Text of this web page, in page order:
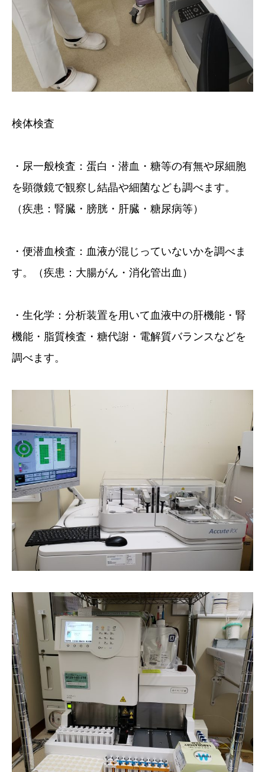
検体検査
・尿一般検査：蛋白・潜血・糖等の有無や尿細胞
を顕微鏡で観察し結晶や細菌なども調べます。
（疾患：腎臓・膀胱・肝臓・糖尿病等）
・便潜血検査：血液が混じっていないかを調べま
す。（疾患：大腸がん・消化管出血）
・生化学：分析装置を用いて血液中の肝機能・腎
機能・脂質検査・糖代謝・電解質バランスなどを
調べます。